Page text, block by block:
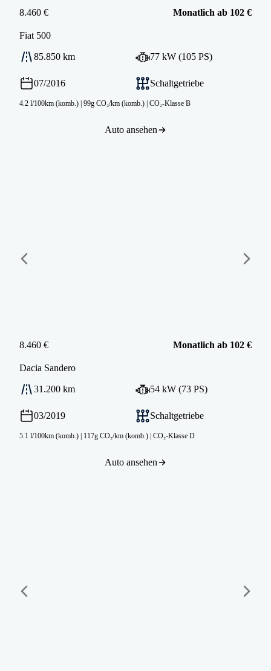
8.460 € Monatlich ab 102 €
Fiat 500
85.850 km 77 kW (105 PS)
07/2016 Schaltgetriebe
4.2 l/100km (komb.) | 99g CO₂/km (komb.) | CO₂-Klasse B
Auto ansehen
8.460 € Monatlich ab 102 €
Dacia Sandero
31.200 km 54 kW (73 PS)
03/2019 Schaltgetriebe
5.1 l/100km (komb.) | 117g CO₂/km (komb.) | CO₂-Klasse D
Auto ansehen